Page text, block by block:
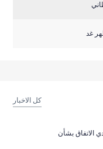
غد
كل الاخبار
الاتفاق بشأن